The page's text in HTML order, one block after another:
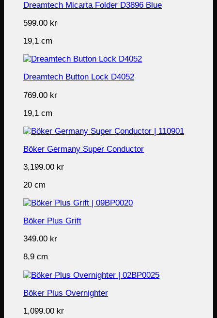
Dreamtech Micarta Folder D3896 Blue
599.00 kr
19,1 cm
Dreamtech Button Lock D4052
769.00 kr
19,1 cm
Böker Germany Super Conductor
3,199.00 kr
20 cm
Böker Plus Grift
349.00 kr
8,9 cm
Böker Plus Overnighter
1,099.00 kr